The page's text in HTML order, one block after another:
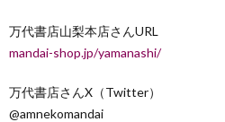
万代書店山梨本店さんURL
mandai-shop.jp/yamanashi/
万代書店さんX（Twitter）
@amnekomandai